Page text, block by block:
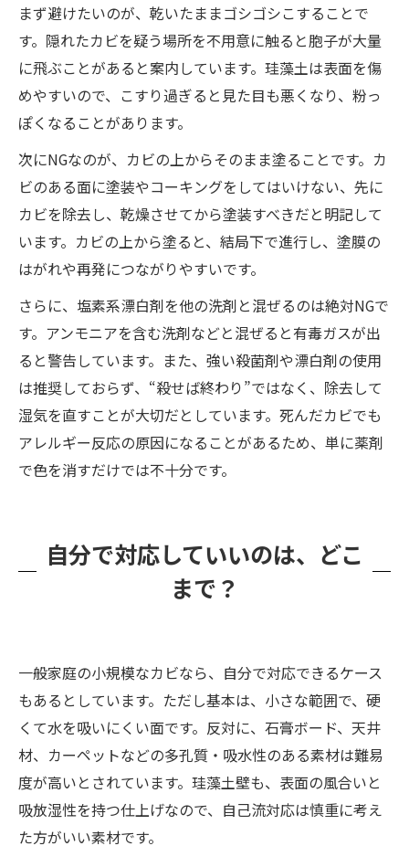
まず避けたいのが、乾いたままゴシゴシこすることで
す。隠れたカビを疑う場所を不用意に触ると胞子が大量
に飛ぶことがあると案内しています。珪藻土は表面を傷
めやすいので、こすり過ぎると見た目も悪くなり、粉っ
ぽくなることがあります。
次にNGなのが、カビの上からそのまま塗ることです。カ
ビのある面に塗装やコーキングをしてはいけない、先に
カビを除去し、乾燥させてから塗装すべきだと明記して
います。カビの上から塗ると、結局下で進行し、塗膜の
はがれや再発につながりやすいです。
さらに、塩素系漂白剤を他の洗剤と混ぜるのは絶対NGで
す。アンモニアを含む洗剤などと混ぜると有毒ガスが出
ると警告しています。また、強い殺菌剤や漂白剤の使用
は推奨しておらず、“殺せば終わり”ではなく、除去して
湿気を直すことが大切だとしています。死んだカビでも
アレルギー反応の原因になることがあるため、単に薬剤
で色を消すだけでは不十分です。
自分で対応していいのは、どこ
まで？
一般家庭の小規模なカビなら、自分で対応できるケース
もあるとしています。ただし基本は、小さな範囲で、硬
くて水を吸いにくい面です。反対に、石膏ボード、天井
材、カーペットなどの多孔質・吸水性のある素材は難易
度が高いとされています。珪藻土壁も、表面の風合いと
吸放湿性を持つ仕上げなので、自己流対応は慎重に考え
た方がいい素材です。